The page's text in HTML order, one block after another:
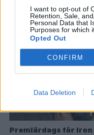
I want to opt-out of
Retention, Sale,
Personal Data that
Purposes for which
Opted Out
CONFIRM
Data Deletion
Premiärdags för Iron